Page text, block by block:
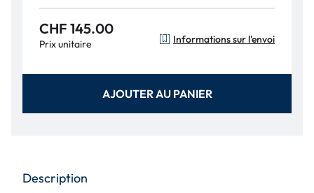
CHF 145.00
Prix unitaire Informations sur l'envoi
AJOUTER AU PANIER
Description